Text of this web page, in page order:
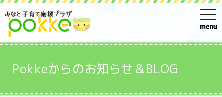
t
o
g
Pokkeからのお知らせ＆BLOG